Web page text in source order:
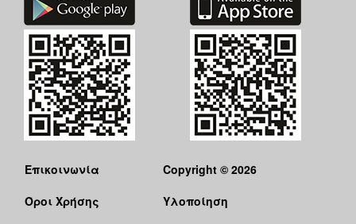
Επικοινωνία
Όροι Χρήσης
Copyright © 2026
Υλοποίηση